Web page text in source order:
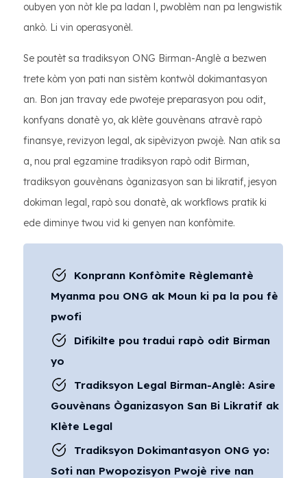
oubyen yon nòt kle pa ladan l, pwoblèm nan pa lengwistik
ankò. Li vin operasyonèl.
Se poutèt sa tradiksyon ONG Birman-Anglè a bezwen
trete kòm yon pati nan sistèm kontwòl dokimantasyon
an. Bon jan travay ede pwoteje preparasyon pou odit,
konfyans donatè yo, ak klète gouvènans atravè rapò
finansye, revizyon legal, ak sipèvizyon pwojè. Nan atik sa
a, nou pral egzamine tradiksyon rapò odit Birman,
tradiksyon gouvènans òganizasyon san bi likratif, jesyon
dokiman legal, rapò sou donatè, ak workflows pratik ki
ede diminye twou vid ki genyen nan konfòmite.
Konprann Konfòmite Règlemantè
Myanma pou ONG ak Moun ki pa la pou fè
pwofi
Difikilte pou tradui rapò odit Birman
yo
Tradiksyon Legal Birman-Anglè: Asire
Gouvènans Òganizasyon San Bi Likratif ak
Klète Legal
Tradiksyon Dokimantasyon ONG yo:
Soti nan Pwopozisyon Pwojè rive nan